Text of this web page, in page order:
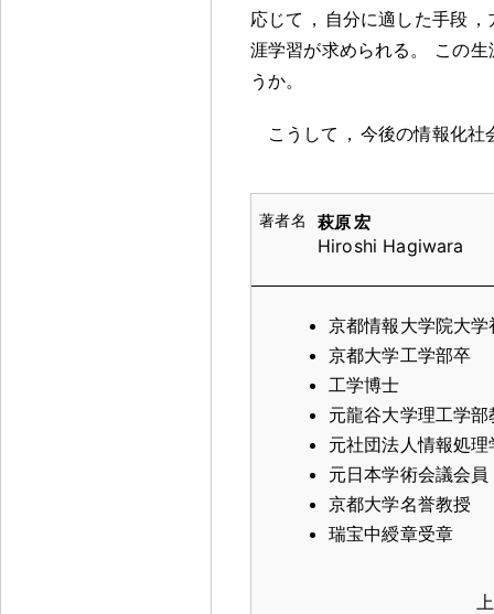
応じて ， 自分に適した手段 ，
涯学習が求められる 。
この
うか。
こうして ， 今後の情報化社
萩原 宏
Hiroshi Hagiwara
京都情報大学院大
京都大学工学部卒
工学博士
元龍谷大学理工学部
元社団法人情報処
元日本学術会議会員
京都大学名誉教授
瑞宝中綬章受章